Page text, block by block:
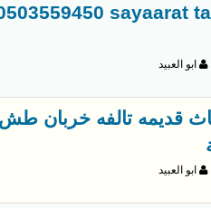
sayaarat
ابو العبيد
ابو العبيد